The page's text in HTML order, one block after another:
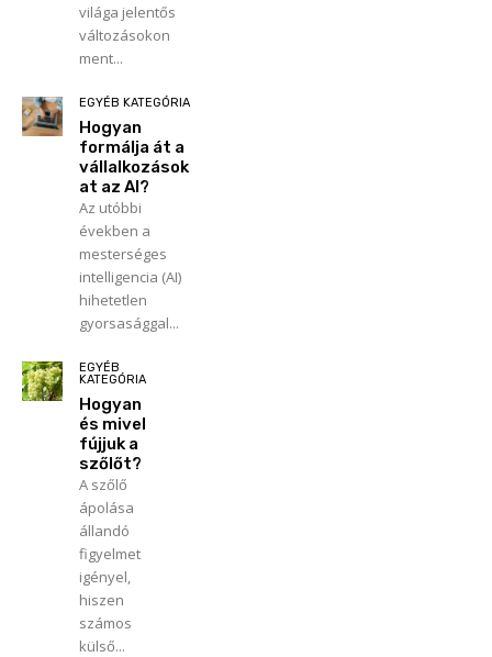
világa jelentős
változásokon
ment...
EGYÉB KATEGÓRIA
Hogyan
formálja át a
vállalkozások
at az AI?
Az utóbbi
években a
mesterséges
intelligencia (AI)
hihetetlen
gyorsasággal...
EGYÉB
KATEGÓRIA
Hogyan
és mivel
fújjuk a
szőlőt?
A szőlő
ápolása
állandó
figyelmet
igényel,
hiszen
számos
külső...